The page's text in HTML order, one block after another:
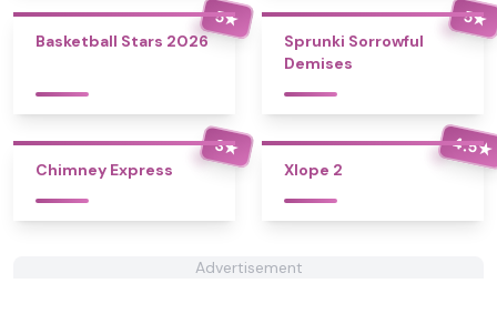
5★
Basketball Stars 2026
5★
Sprunki Sorrowful
Demises
3★
Chimney Express
4.5★
Xlope 2
Advertisement